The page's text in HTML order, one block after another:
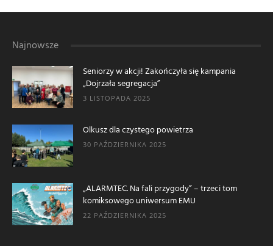
Najnowsze
Seniorzy w akcji! Zakończyła się kampania
„Dojrzała segregacja”
3 LISTOPADA 2025
Olkusz dla czystego powietrza
30 PAŹDZIERNIKA 2025
„ALARMTEC. Na fali przygody” – trzeci tom
komiksowego uniwersum EMU
22 PAŹDZIERNIKA 2025